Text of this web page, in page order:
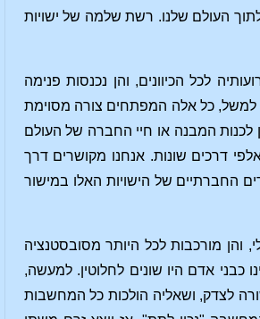
לתוך העולם שלנו. רשת שלמה של ישויות
לכל הכיוונים, והן נכנסות פנימה
למשל, כל אלה המפתחים צורה מסוימת
לכנות המבנה או חיי החברה של העולם
דרכים שונות. אנחנו מקושרים דרך
החברתיים של הישויות האלו במישור
והן מורכבות לכל היותר מסובסטנציה
כבני אדם היו שונים לחלוטין. למעשה,
לצדק, ושאליה הולכות כל המחשבות